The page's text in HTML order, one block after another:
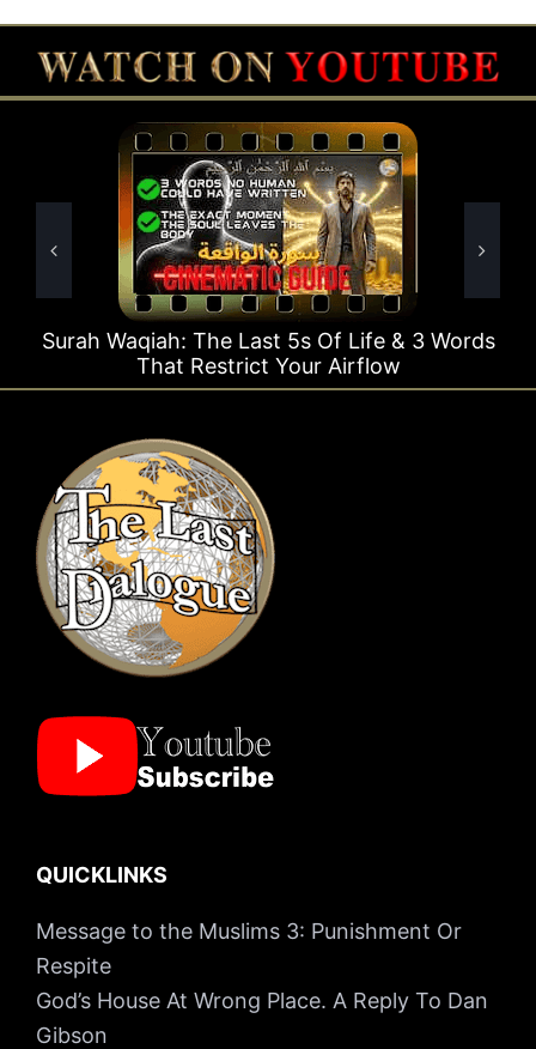
5s Of Life & 3 Words
Your Airflow
Surah Rahman Why 1
QUICKLINKS
Message to the Muslims 3: Punishment Or
Respite
God’s House At Wrong Place. A Reply To Dan
Gibson